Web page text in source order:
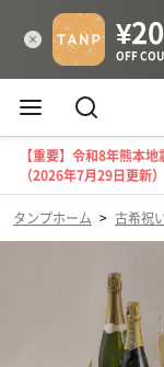
【重要】令和8年熊本
（2026年7月29日更新）
タンプホーム > 古希祝